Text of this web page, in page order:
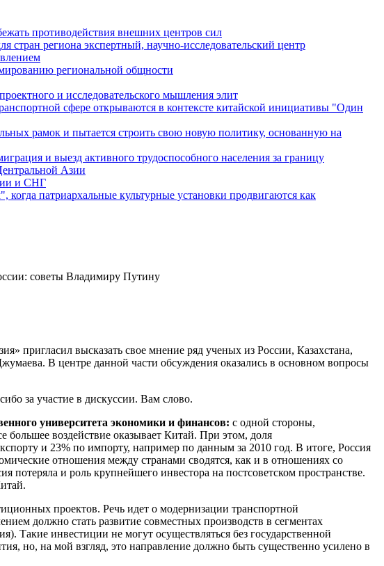
противодействия внешних центров сил
региона экспертный, научно-исследовательский центр
региональной общности
и исследовательского мышления элит
сфере открываются в контексте китайской инициативы "Один
рамок и пытается строить свою новую политику, основанную на
и выезд активного трудоспособного населения за границу
Азии
и СНГ
патриархальные культурные установки продвигаются как
советы Владимиру Путину
пригласил высказать свое мнение ряд ученых из России, Казахстана,
В центре данной части обсуждения оказались в основном вопросы
за участие в дискуссии. Вам слово.
университета экономики и финансов: с одной стороны,
большее воздействие оказывает Китай. При этом, доля
и 23% по импорту, например по данным за 2010 год. В итоге, Россия
отношения между странами сводятся, как и в отношениях со
и роль крупнейшего инвестора на постсоветском пространстве.
проектов. Речь идет о модернизации транспортной
должно стать развитие совместных производств в сегментах
Такие инвестиции не могут осуществляться без государственной
но, на мой взгляд, это направление должно быть существенно усилено в